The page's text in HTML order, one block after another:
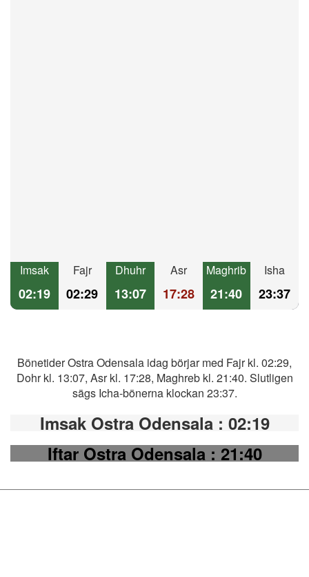
Imsak
02:19
Fajr
02:29
Dhuhr
13:07
Asr
17:28
Maghrib
21:40
Isha
23:37
Bönetider Ostra Odensala idag börjar med Fajr kl. 02:29,
Dohr kl. 13:07, Asr kl. 17:28, Maghreb kl. 21:40. Slutligen
sägs Icha-bönerna klockan 23:37.
Imsak Ostra Odensala : 02:19
Iftar Ostra Odensala: 21:40